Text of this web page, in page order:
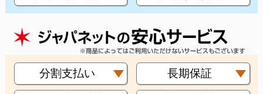
分割支払い 長期保証